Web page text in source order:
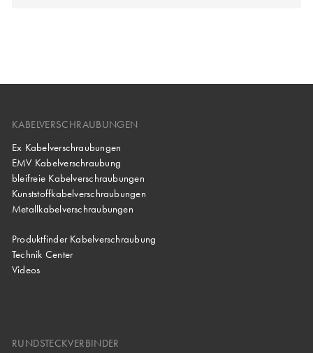
KABELVERSCHRAUBUNGEN
Ex Kabelverschraubungen
EMV Kabelverschraubung
bleifreie Kabelverschraubungen
Kunststoffkabelverschraubungen
Metallkabelverschraubungen
Produktfinder Kabelverschraubung
Technik Center
Videos
RUNDSTECKVERBINDER